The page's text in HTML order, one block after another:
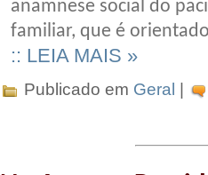
anamnese social do
familiar, que é
:: LEIA MAIS »
Publicado em Geral